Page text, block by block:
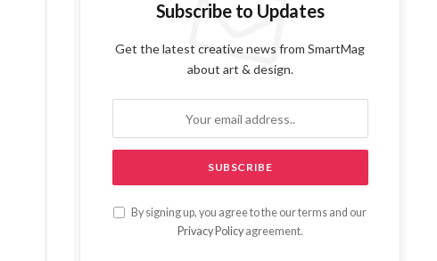
Subscribe to Updates
Get the latest creative news from SmartMag
about art & design.
By signing up, you agree to the our terms and our
Privacy Policyagreement.